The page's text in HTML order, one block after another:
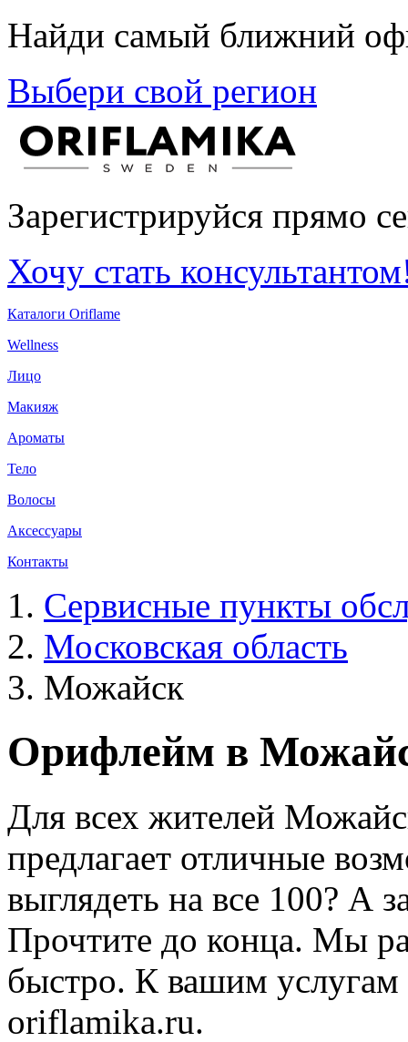
Найди самый ближний
Выбери свой регион
Зарегистрируйся прямо
Хочу стать
Каталоги Oriflame
Wellness
Лицо
Макияж
Ароматы
Тело
Волосы
Аксессуары
Контакты
Сервисные пункты
Московская область
Можайск
Орифлейм в
Для всех жителей
предлагает отличные
выглядеть на все 100? А
Прочтите до конца. Мы
быстро. К вашим услугам
oriflamika.ru.